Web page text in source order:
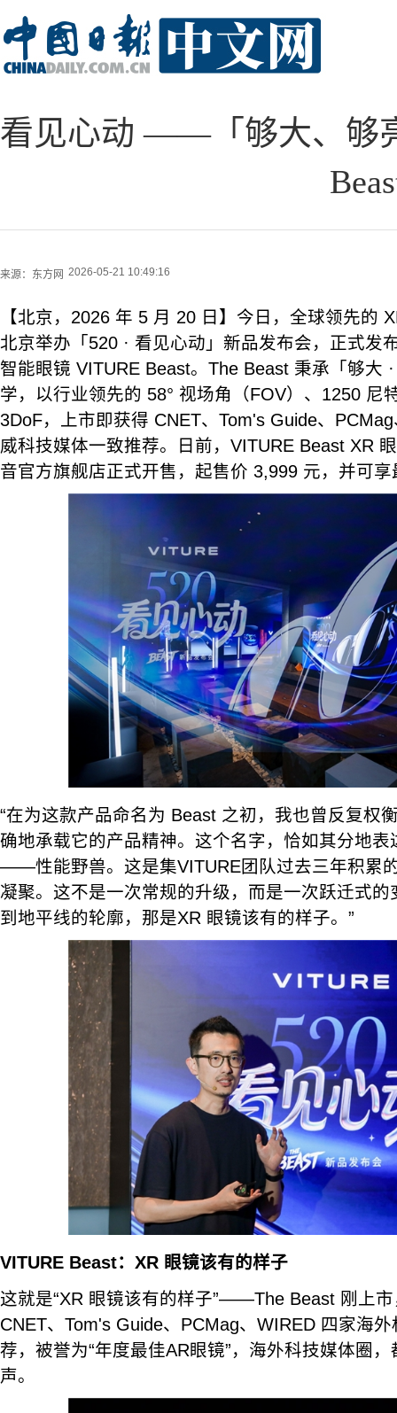
看见心动 ——「够大、够
来源： 东方网 2026-05-21 10:49:16
【北京，2026 年 5 月 20 日】今日，全球领先的
北京举办「520 · 看见心动」新品发布会，正式发
智能眼镜 VITURE Beast。The Beast 秉承「够大
学，以行业领先的 58° 视场角（FOV）、1250 尼
3DoF，上市即获得 CNET、Tom's Guide、
威科技媒体一致推荐。日前，VITURE Beast XR
音官方旗舰店正式开售，起售价 3,999 元，并可
“在为这款产品命名为 Beast 之初，我也曾反复权
确地承载它的产品精神。这个名字，恰如其分地表
——性能野兽。这是集VITURE团队过去三年积累
凝聚。这不是一次常规的升级，而是一次跃迁式
到地平线的轮廓，那是XR 眼镜该有的样子。”
VITURE Beast：XR 眼镜该有的样子
这就是“XR 眼镜该有的样子”——The Beast 刚上
CNET、Tom's Guide、PCMag、WIRED 四家海
荐，被誉为“年度最佳AR眼镜”，海外科技媒体圈
声。